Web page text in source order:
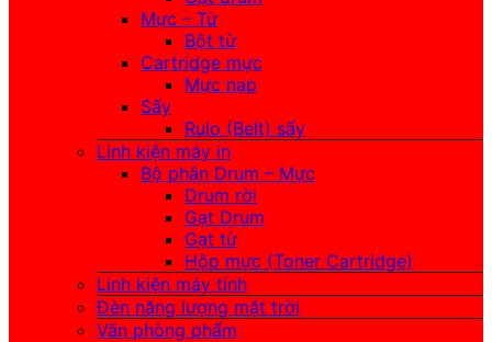
Mực – Từ
Bột từ
Cartridge mực
Mực nạp
Sấy
Rulo (Belt) sấy
Linh kiện máy in
Bộ phận Drum – Mực
Drum rời
Gạt Drum
Gạt từ
Hộp mực (Toner Cartridge)
Linh kiện máy tính
Đèn năng lượng mặt trời
Văn phòng phẩm